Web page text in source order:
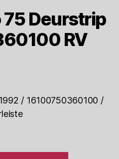
75 Deurstrip
RV
/ 16100750360100 /